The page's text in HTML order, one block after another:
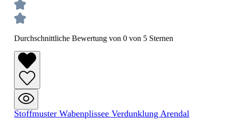
Durchschnittliche Bewertung von 0 von 5 Sternen
Stoffmuster Wabenplissee Verdunklung Arendal